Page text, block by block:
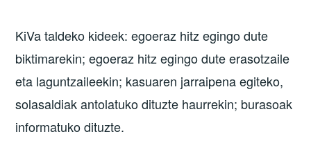
KiVa taldeko kideek: egoeraz hitz egingo dute
biktimarekin; egoeraz hitz egingo dute erasotzaile
eta laguntzaileekin; kasuaren jarraipena egiteko,
solasaldiak antolatuko dituzte haurrekin; burasoak
informatuko dituzte.